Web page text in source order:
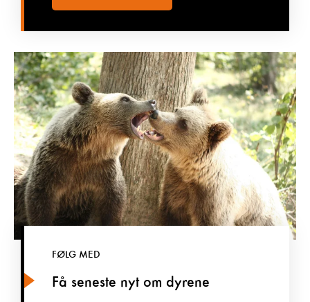
Få seneste nyt om dyrene
FØLG MED